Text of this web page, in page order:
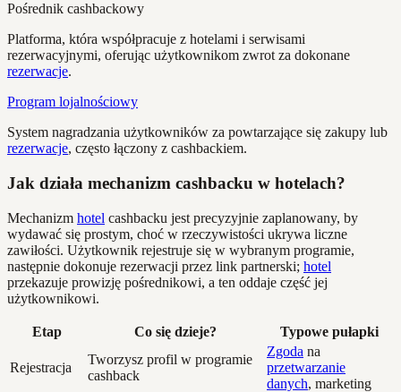
Pośrednik cashbackowy
Platforma, która współpracuje z hotelami i serwisami
rezerwacyjnymi, oferując użytkownikom zwrot za dokonane
rezerwacje.
Program lojalnościowy
System nagradzania użytkowników za powtarzające się zakupy lub
rezerwacje, często łączony z cashbackiem.
Jak działa mechanizm cashbacku w hotelach?
Mechanizm hotel cashbacku jest precyzyjnie zaplanowany, by
wydawać się prostym, choć w rzeczywistości ukrywa liczne
zawiłości. Użytkownik rejestruje się w wybranym programie,
następnie dokonuje rezerwacji przez link partnerski; hotel
przekazuje prowizję pośrednikowi, a ten oddaje część jej
użytkownikowi.
Etap Co się dzieje? Typowe pułapki
Rejestracja
Tworzysz profil w programie
cashback
Zgoda na
przetwarzanie
danych, marketing